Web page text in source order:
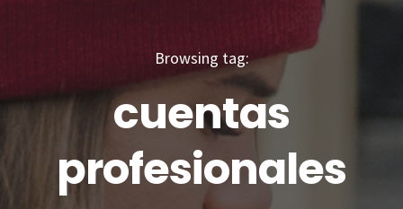
Browsing tag:
cuentas
profesionales